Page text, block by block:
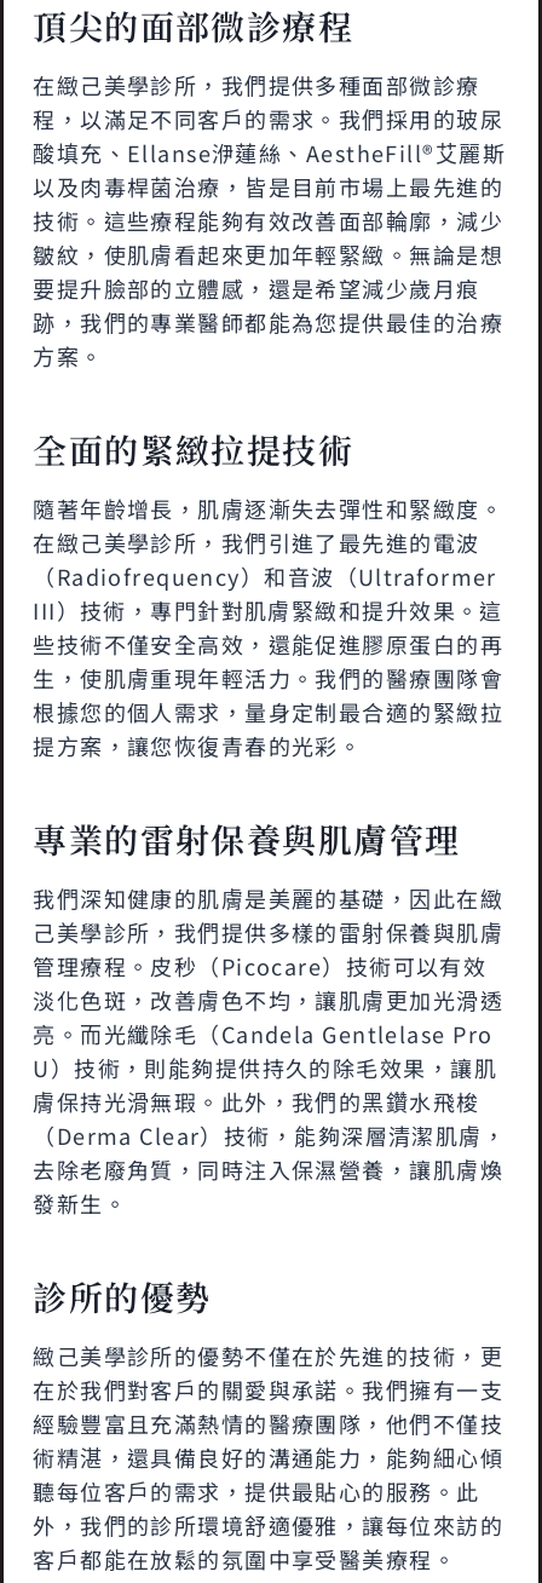
頂尖的面部微診療程
在緻己美學診所，我們提供多種面部微診療
程，以滿足不同客戶的需求。我們採用的玻尿
酸填充、Ellanse洢蓮絲、AestheFill®艾麗斯
以及肉毒桿菌治療，皆是目前市場上最先進的
技術。這些療程能夠有效改善面部輪廓，減少
皺紋，使肌膚看起來更加年輕緊緻。無論是想
要提升臉部的立體感，還是希望減少歲月痕
跡，我們的專業醫師都能為您提供最佳的治療
方案。
全面的緊緻拉提技術
隨著年齡增長，肌膚逐漸失去彈性和緊緻度。
在緻己美學診所，我們引進了最先進的電波
（Radiofrequency）和音波（Ultraformer
III）技術，專門針對肌膚緊緻和提升效果。這
些技術不僅安全高效，還能促進膠原蛋白的再
生，使肌膚重現年輕活力。我們的醫療團隊會
根據您的個人需求，量身定制最合適的緊緻拉
提方案，讓您恢復青春的光彩。
專業的雷射保養與肌膚管理
我們深知健康的肌膚是美麗的基礎，因此在緻
己美學診所，我們提供多樣的雷射保養與肌膚
管理療程。皮秒（Picocare）技術可以有效
淡化色斑，改善膚色不均，讓肌膚更加光滑透
亮。而光纖除毛（Candela Gentlelase Pro
U）技術，則能夠提供持久的除毛效果，讓肌
膚保持光滑無瑕。此外，我們的黑鑽水飛梭
（Derma Clear）技術，能夠深層清潔肌膚，
去除老廢角質，同時注入保濕營養，讓肌膚煥
發新生。
診所的優勢
緻己美學診所的優勢不僅在於先進的技術，更
在於我們對客戶的關愛與承諾。我們擁有一支
經驗豐富且充滿熱情的醫療團隊，他們不僅技
術精湛，還具備良好的溝通能力，能夠細心傾
聽每位客戶的需求，提供最貼心的服務。此
外，我們的診所環境舒適優雅，讓每位來訪的
客戶都能在放鬆的氛圍中享受醫美療程。